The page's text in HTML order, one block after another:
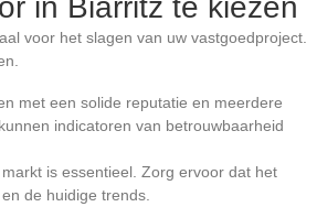
in Biarritz te kiezen
voor het slagen van uw vastgoedproject.
met een solide reputatie en meerdere
indicatoren van betrouwbaarheid
is essentieel. Zorg ervoor dat het
de huidige trends.